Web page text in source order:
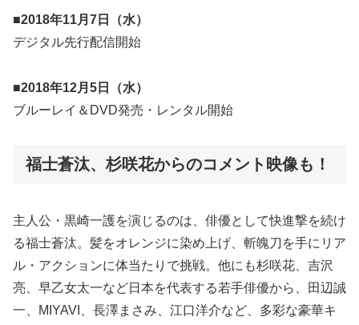
■2018年11月7日（水）
デジタル先行配信開始
■2018年12月5日（水）
ブルーレイ＆DVD発売・レンタル開始
福士蒼汰、杉咲花からのコメント映像も！
主人公・黒崎一護を演じるのは、俳優として快進撃を続け
る福士蒼汰。髪をオレンジに染め上げ、斬魄刀を手にリア
ル・アクションに体当たりで挑戦。他にも杉咲花、吉沢
亮、早乙女太一など日本を代表する若手俳優から、田辺誠
一、MIYAVI、長澤まさみ、江口洋介など、多彩な豪華キ